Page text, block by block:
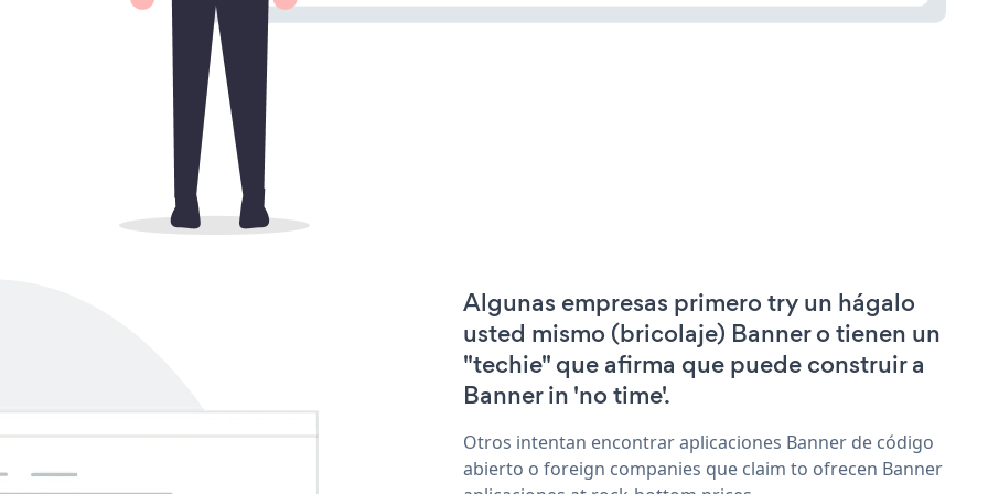
Algunas empresas primero try un hágalo
usted mismo (bricolaje) Banner o tienen un
"techie" que afirma que puede construir a
Banner in 'no time'.
Otros intentan encontrar aplicaciones Banner de código
abierto o foreign companies que claim to ofrecen Banner